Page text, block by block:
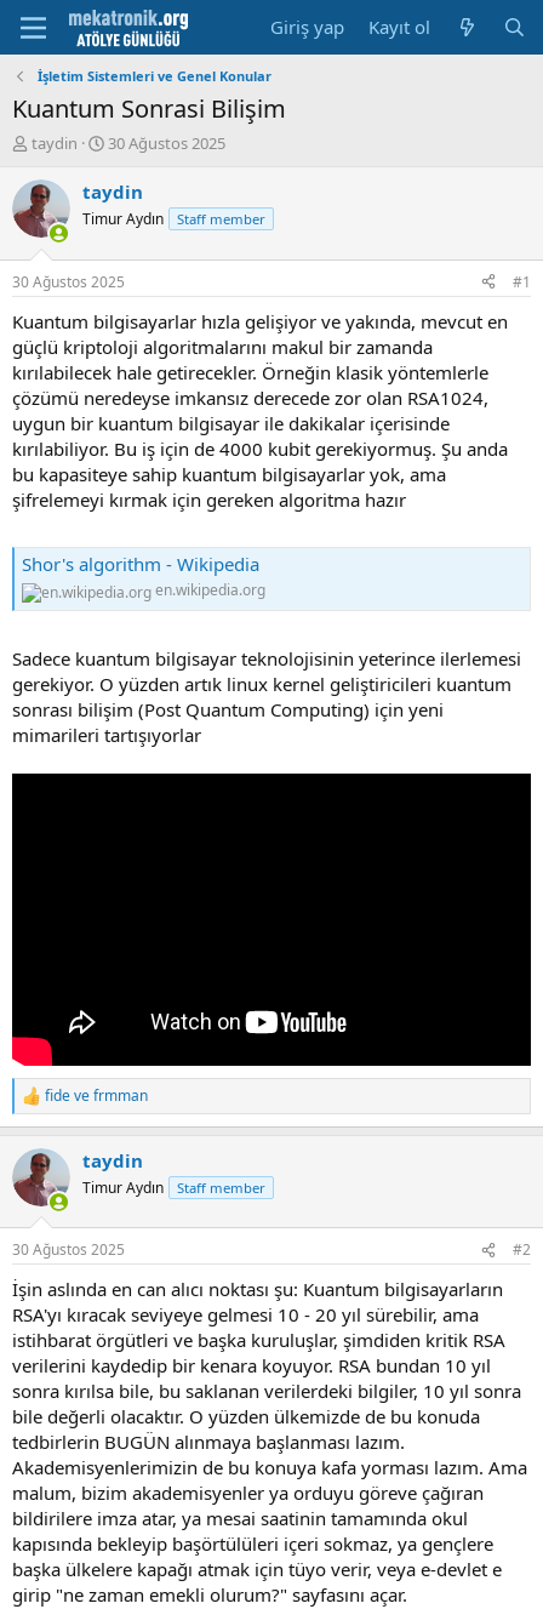
Giriş yap Kayıt ol
İşletim Sistemleri ve Genel Konular
Kuantum Sonrasi Bilişim
K
n
u
y
u
b
a
ş
l
a
t
a
n
taydin
B
ş
l
a
a
t
a
i
h
i
30 Ağustos 2025
taydin
Timur Aydın Staff member
30 Ağustos 2025 #1
Kuantum bilgisayarlar hızla gelişiyor ve yakında, mevcut en
güçlü kriptoloji algoritmalarını makul bir zamanda
kırılabilecek hale getirecekler. Örneğin klasik yöntemlerle
çözümü neredeyse imkansız derecede zor olan RSA1024,
uygun bir kuantum bilgisayar ile dakikalar içerisinde
kırılabiliyor. Bu iş için de 4000 kubit gerekiyormuş. Şu anda
bu kapasiteye sahip kuantum bilgisayarlar yok, ama
şifrelemeyi kırmak için gereken algoritma hazır
Shor's algorithm - Wikipedia
en.wikipedia.org
Sadece kuantum bilgisayar teknolojisinin yeterince ilerlemesi
gerekiyor. O yüzden artık linux kernel geliştiricileri kuantum
sonrası bilişim (Post Quantum Computing) için yeni
mimarileri tartışıyorlar
R
e
c
t
i
s
fidevefrmman
taydin
Timur Aydın Staff member
30 Ağustos 2025 #2
İşin aslında en can alıcı noktası şu: Kuantum bilgisayarların
RSA'yı kıracak seviyeye gelmesi 10 - 20 yıl sürebilir, ama
istihbarat örgütleri ve başka kuruluşlar, şimdiden kritik RSA
verilerini kaydedip bir kenara koyuyor. RSA bundan 10 yıl
sonra kırılsa bile, bu saklanan verilerdeki bilgiler, 10 yıl sonra
bile değerli olacaktır. O yüzden ülkemizde de bu konuda
tedbirlerin BUGÜN alınmaya başlanması lazım.
Akademisyenlerimizin de bu konuya kafa yorması lazım. Ama
malum, bizim akademisyenler ya orduyu göreve çağıran
bildirilere imza atar, ya mesai saatinin tamamında okul
kapısında bekleyip başörtülüleri içeri sokmaz, ya gençlere
başka ülkelere kapağı atmak için tüyo verir, veya e-devlet e
girip "ne zaman emekli olurum?" sayfasını açar.